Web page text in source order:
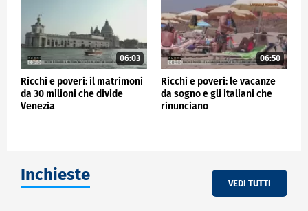
06:03
Ricchi e poveri: il matrimoni
da 30 milioni che divide
Venezia
06:50
Ricchi e poveri: le vacanze
da sogno e gli italiani che
rinunciano
Inchieste VEDI TUTTI